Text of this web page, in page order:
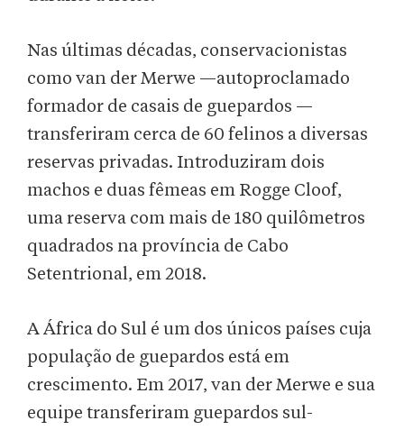
Nas últimas décadas, conservacionistas
como van der Merwe —autoproclamado
formador de casais de guepardos —
transferiram cerca de 60 felinos a diversas
reservas privadas. Introduziram dois
machos e duas fêmeas em Rogge Cloof,
uma reserva com mais de 180 quilômetros
quadrados na província de Cabo
Setentrional, em 2018.
A África do Sul é um dos únicos países cuja
população de guepardos está em
crescimento. Em 2017, van der Merwe e sua
equipe transferiram guepardos sul-